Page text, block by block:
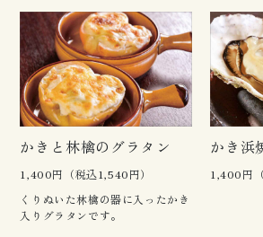
かきと林檎のグラタン
1,400円（税込1,540円）
くりぬいた林檎の器に入ったかき
入りグラタンです。
かき浜
1,400円